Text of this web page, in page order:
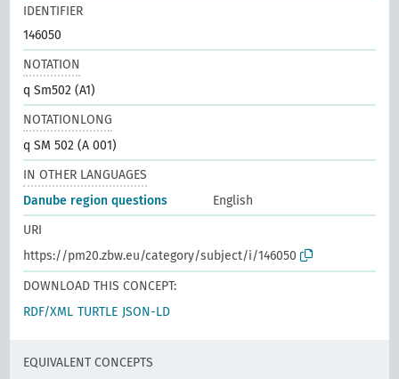
IDENTIFIER
146050
NOTATION
q Sm502 (A1)
NOTATIONLONG
q SM 502 (A 001)
IN OTHER LANGUAGES
Danube region questions
English
URI
https://pm20.zbw.eu/category/subject/i/146050
DOWNLOAD THIS CONCEPT:
RDF/XML TURTLE JSON-LD
EQUIVALENT CONCEPTS